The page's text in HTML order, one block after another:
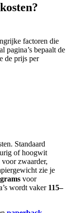
factoren die
pagina’s bepaalt de
de prijs per
Standaard
of hoogwit
zwaarder,
zie je
voor
wordt vaker 115–